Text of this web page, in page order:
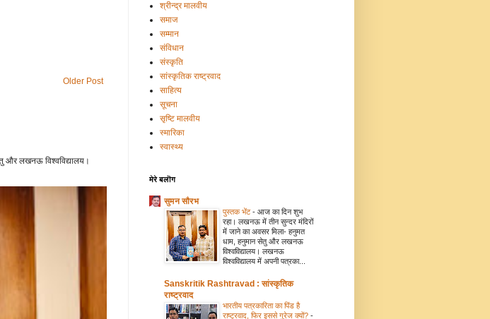
Older Post
और लखनऊ विश्वविद्यालय।
श्रीन्द्र मालवीय
समाज
सम्मान
संविधान
संस्कृति
सांस्कृतिक राष्ट्रवाद
साहित्य
सूचना
सृष्टि मालवीय
स्मारिका
स्वास्थ्य
मेरे बलॊग
सुमन सौरभ
पुस्तक भेंट- आज का दिन शुभ
रहा। लखनऊ में तीन सुन्दर मंदिरों
में जाने का अवसर मिला- हनुमत
धाम, हनुमान सेतु और लखनऊ
विश्वविद्यालय। लखनऊ
विश्वविद्यालय में अपनी पत्रका...
Sanskritik Rashtravad : सांस्कृतिक
राष्ट्रवाद
भारतीय पत्रकारिता का पिंड है
राष्ट्रवाद, फिर इससे गुरेज क्यों? -